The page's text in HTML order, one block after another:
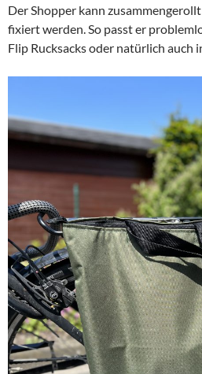
Der Shopper kann
fixiert werden. So passt er
Flip Rucksacks oder natürlich auch